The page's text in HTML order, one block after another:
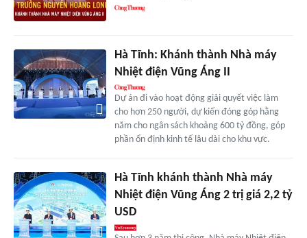
Hà Tĩnh: Khánh thành Nhà máy
Nhiệt điện Vũng Áng II
Dự án đi vào hoạt động giải quyết việc làm
cho hơn 250 người, dự kiến đóng góp hằng
năm cho ngân sách khoảng 600 tỷ đồng, góp
phần ổn định kinh tế lâu dài cho khu vực.
Hà Tĩnh khánh thành Nhà máy
Nhiệt điện Vũng Áng 2 trị giá 2,2 tỷ
USD